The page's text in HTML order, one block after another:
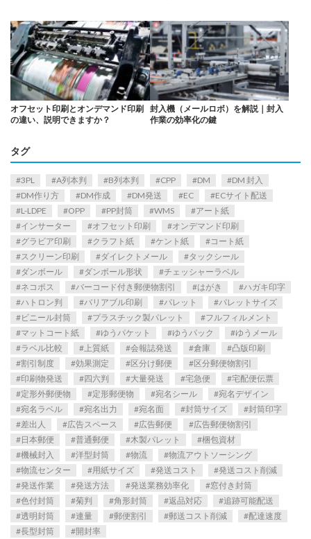
オフセット印刷とオンデマンド印刷
の違い、説明できますか？
封入機（メールロボ）を解説｜封入
作業の効率化の鍵
タグ
3PL A列本判 B列本判 CPP DM
DM 封入
DM作り方
DM作成 DM発送 EC
ECサイト配送
L-LDPE
OPP PP封筒 WMS
アート紙
インサーター
オフセット印刷
オンデマンド印刷
グラビア印刷
クラフト紙 ケント紙
コート紙
スクリーン印刷
ダイレクトメール
タックシール
ダンボール
ダンボール形状
チェッシャーラベル
ネコポス
バーコード付き郵便物割引 はがき
ハガキ印字
ハトロン判
バリアブル印刷 パレット
パレットサイズ
ビニール封筒
プラスチック製パレット
フルフィルメント
マットコート紙
ゆうパケット ゆうパック
ゆうメール
ラベル比較
上質紙 会報誌発送 倉庫
凸版印刷
割引制度
効果測定 区分け郵便
区分郵便物割引
印刷物発送
四六判 大量発送 宅急便
宅配便伝票
定形外郵便物
定形郵便物 宛名シール
宛名デザイン
宛名ラベル
宛名出力 宛名面 封筒サイズ
封筒印字
差出人
広告スペース 広告郵便
広告郵便物割引
日本郵便
普通郵便 木製パレット
梱包資材
機械封入
洋型封筒 物流
物流アウトソーシング
物流センター
用紙サイズ 発送コスト
発送コスト削減
発送作業
発送方法 発送業務効率化
窓付き封筒
色付封筒
菊判 角形封筒 返品対応
追跡可能配送
透明封筒
連量 郵便割引 郵送コスト削減
配達速度
長型封筒
開封率